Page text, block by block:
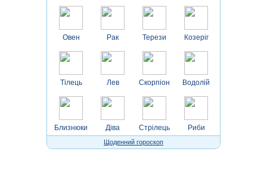
Овен
Тілець
Близнюки
Рак
Лев
Діва
Терези
Скорпіон
Стрілець
Козеріг
Водолій
Риби
Щоденний гороскоп